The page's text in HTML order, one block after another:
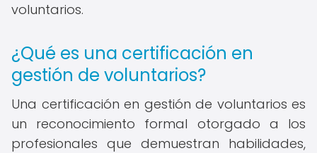
voluntarios.
¿Qué es una certificación en
gestión de voluntarios?
Una certificación en gestión de voluntarios es
un reconocimiento formal otorgado a los
profesionales que demuestran habilidades,